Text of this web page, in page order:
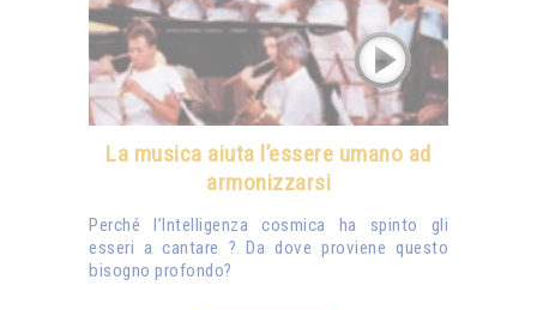
La musica aiuta l’essere umano ad
armonizzarsi
Perché l’Intelligenza cosmica ha spinto gli
esseri a cantare ? Da dove proviene questo
bisogno profondo?